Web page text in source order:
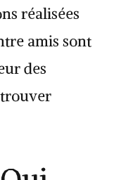
réalisées
amis sont
des